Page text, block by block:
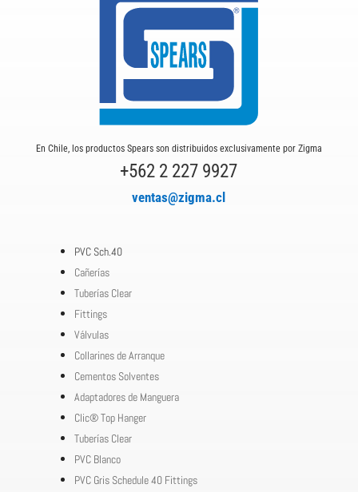
En Chile, los productos Spears son distribuidos exclusivamente por Zigma
+562 2 227 9927
ventas@zigma.cl
PVC Sch.40
Cañerías
Tuberías Clear
Fittings
Válvulas
Collarines de Arranque
Cementos Solventes
Adaptadores de Manguera
Clic® Top Hanger
Tuberías Clear
PVC Blanco
PVC Gris Schedule 40 Fittings